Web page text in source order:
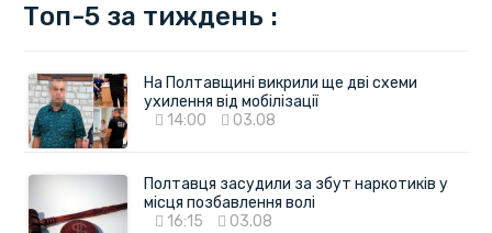
Топ-5 за тиждень :
На Полтавщині викрили ще дві схеми
ухилення від мобілізації
14:00
03.08
Полтавця засудили за збут наркотиків у
місця позбавлення волі
16:15
03.08